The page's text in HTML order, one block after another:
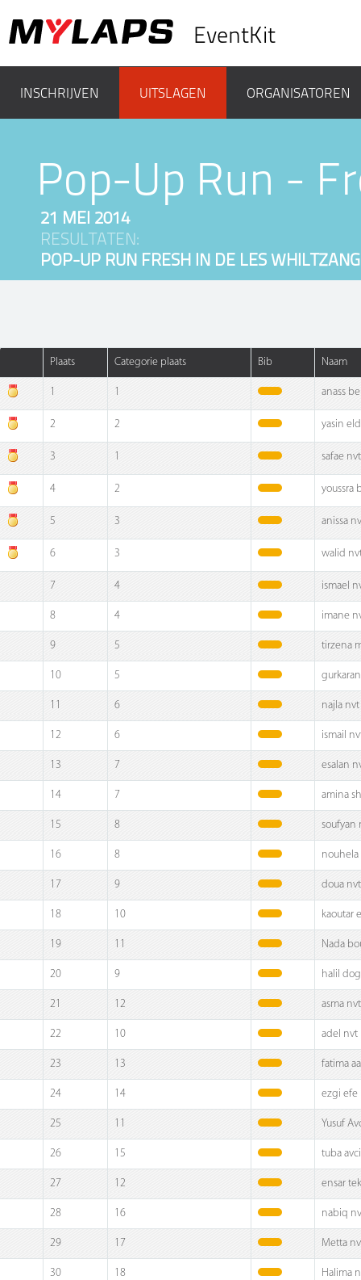
EventKit
INSCHRIJVEN UITSLAGEN ORGANISATOREN
Pop-Up Run -
21 MEI 2014
RESULTATEN:
POP-UP RUN FRESH IN DE LES
Plaats Categorie plaats Bib Naam
1 1 anass
2 2 yasin
3 1 safae nvt
4 2 youssra
5 3 anissa
6 3 walid
7 4 ismael
8 4 imane
9 5 tirzena
10 5
11 6 najla nvt
12 6 ismail
13 7 esalan
14 7 amina
15 8 soufyan
16 8 nouhela
17 9 doua nvt
18 10 kaoutar
19 11 Nada
20 9 halil
21 12 asma nvt
22 10 adel nvt
23 13 fatima
24 14 ezgi efe
25 11 Yusuf
26 15 tuba avci
27 12 ensar
28 16 nabiq
29 17 Metta
30 18 Halima